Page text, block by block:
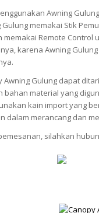
Awning
Gulung memakai Stik
memakai Remote Control
karena Awning
Awning Gulung dapat
bahan material yang
kain import yang
dalam merancang dan
silahkan